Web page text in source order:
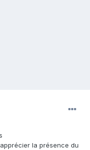
la présence du